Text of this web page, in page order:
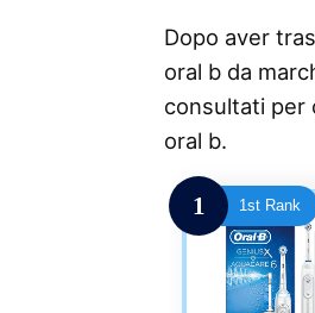
Dopo aver
oral b da
consultati per
oral b.
1 1st Rank